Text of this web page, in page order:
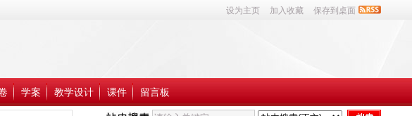
设为主页 加入收藏 保存到桌面
学案 教学设计 课件 留言板